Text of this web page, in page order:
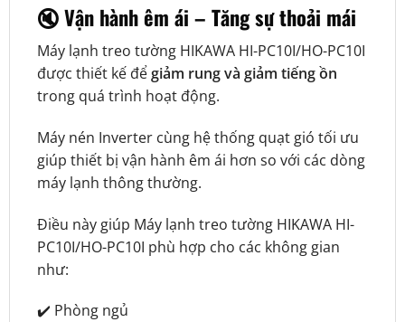
🔇 Vận hành êm ái – Tăng sự thoải mái
Máy lạnh treo tường HIKAWA HI-PC10I/HO-PC10I
được thiết kế đểgiảm rung và giảm tiếng ồn
trong quá trình hoạt động.
Máy nén Inverter cùng hệ thống quạt gió tối ưu
giúp thiết bị vận hành êm ái hơn so với các dòng
máy lạnh thông thường.
Điều này giúp Máy lạnh treo tường HIKAWA HI-
PC10I/HO-PC10I phù hợp cho các không gian
như:
✔️ Phòng ngủ